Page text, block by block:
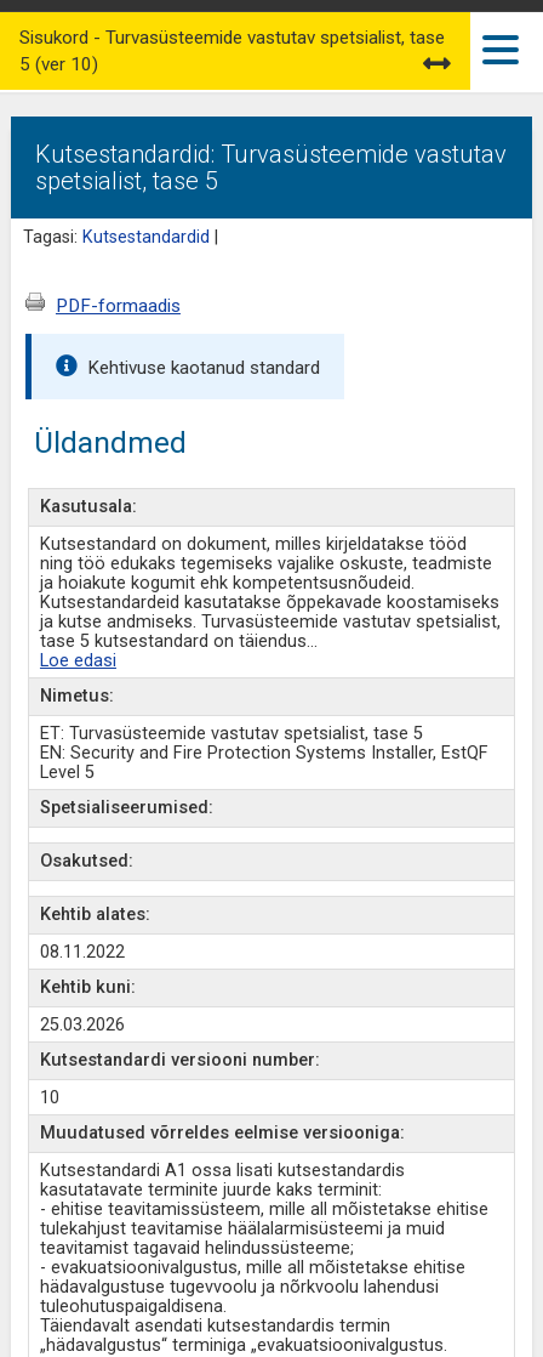
Kutsestandardid: Turvasüsteemide vastutav
spetsialist, tase 5
Tagasi: Kutsestandardid
Sisukord - Turvasüsteemide vastutav spetsialist, tase
5 (ver 10)
PDF-formaadis
Kehtivuse kaotanud standard
Üldandmed
Kasutusala:
Kutsestandard on dokument, milles kirjeldatakse tööd
ning töö edukaks tegemiseks vajalike oskuste, teadmiste
ja hoiakute kogumit ehk kompetentsusnõudeid.
Kutsestandardeid kasutatakse õppekavade koostamiseks
ja kutse andmiseks. Turvasüsteemide vastutav spetsialist,
tase 5 kutsestandard on täiendus...
Loe edasi
Nimetus:
ET: Turvasüsteemide vastutav spetsialist, tase 5
EN: Security and Fire Protection Systems Installer, EstQF
Level 5
Spetsialiseerumised:
Osakutsed:
Kehtib alates:
08.11.2022
Kehtib kuni:
25.03.2026
Kutsestandardi versiooni number:
10
Muudatused võrreldes eelmise versiooniga:
Kutsestandardi A1 ossa lisati kutsestandardis
kasutatavate terminite juurde kaks terminit:
- ehitise teavitamissüsteem, mille all mõistetakse ehitise
tulekahjust teavitamise häälalarmisüsteemi ja muid
teavitamist tagavaid helindussüsteeme;
- evakuatsioonivalgustus, mille all mõistetakse ehitise
hädavalgustuse tugevvoolu ja nõrkvoolu lahendusi
tuleohutuspaigaldisena.
Täiendavalt asendati kutsestandardis termin
„hädavalgustus“ terminiga „evakuatsioonivalgustus.